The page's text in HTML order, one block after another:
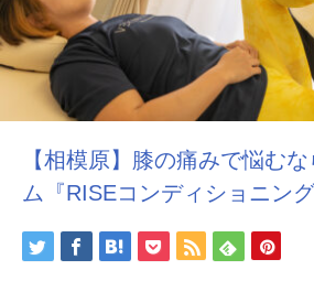
【相模原】膝の痛みで悩む
ム『RISEコンディショニング